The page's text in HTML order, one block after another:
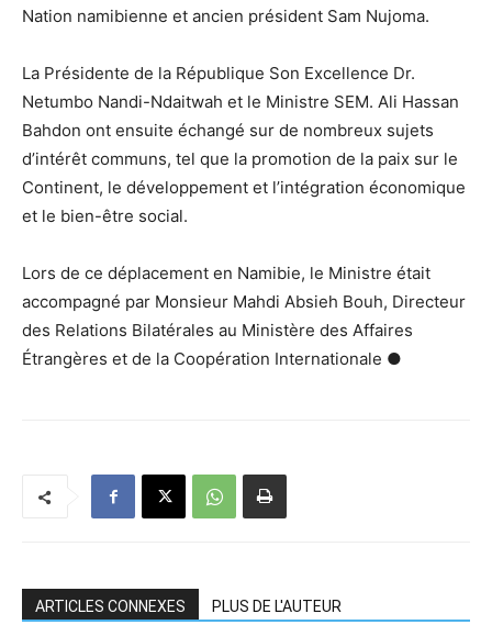
Nation namibienne et ancien président Sam Nujoma.
La Présidente de la République Son Excellence Dr.
Netumbo Nandi-Ndaitwah et le Ministre SEM. Ali Hassan
Bahdon ont ensuite échangé sur de nombreux sujets
d’intérêt communs, tel que la promotion de la paix sur le
Continent, le développement et l’intégration économique
et le bien-être social.
Lors de ce déplacement en Namibie, le Ministre était
accompagné par Monsieur Mahdi Absieh Bouh, Directeur
des Relations Bilatérales au Ministère des Affaires
Étrangères et de la Coopération Internationale ●
ARTICLES CONNEXES PLUS DE L'AUTEUR